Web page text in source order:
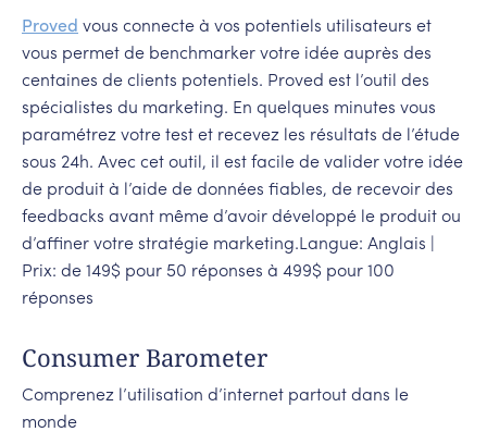
Proved vous connecte à vos potentiels utilisateurs et
vous permet de benchmarker votre idée auprès des
centaines de clients potentiels. Proved est l’outil des
spécialistes du marketing. En quelques minutes vous
paramétrez votre test et recevez les résultats de l’étude
sous 24h. Avec cet outil, il est facile de valider votre idée
de produit à l’aide de données fiables, de recevoir des
feedbacks avant même d’avoir développé le produit ou
d’affiner votre stratégie marketing.Langue: Anglais |
Prix: de 149$ pour 50 réponses à 499$ pour 100
réponses
Consumer Barometer
Comprenez l’utilisation d’internet partout dans le
monde